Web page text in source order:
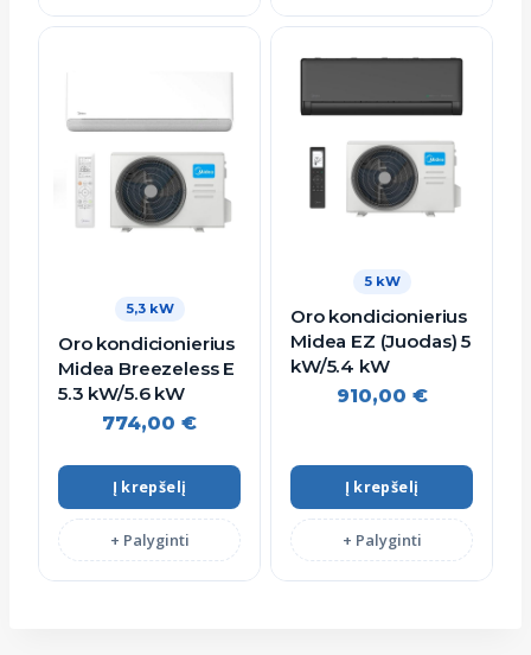
5,3 kW
Oro kondicionierius
Midea Breezeless E
5.3 kW/5.6 kW
774,00 €
Į krepšelį
+ Palyginti
5 kW
Oro kondicionierius
Midea EZ (Juodas) 5
kW/5.4 kW
910,00 €
Į krepšelį
+ Palyginti